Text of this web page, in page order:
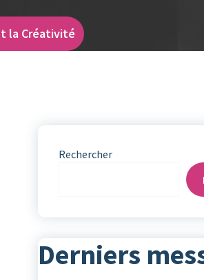
la Créativité
Rechercher
Derniers